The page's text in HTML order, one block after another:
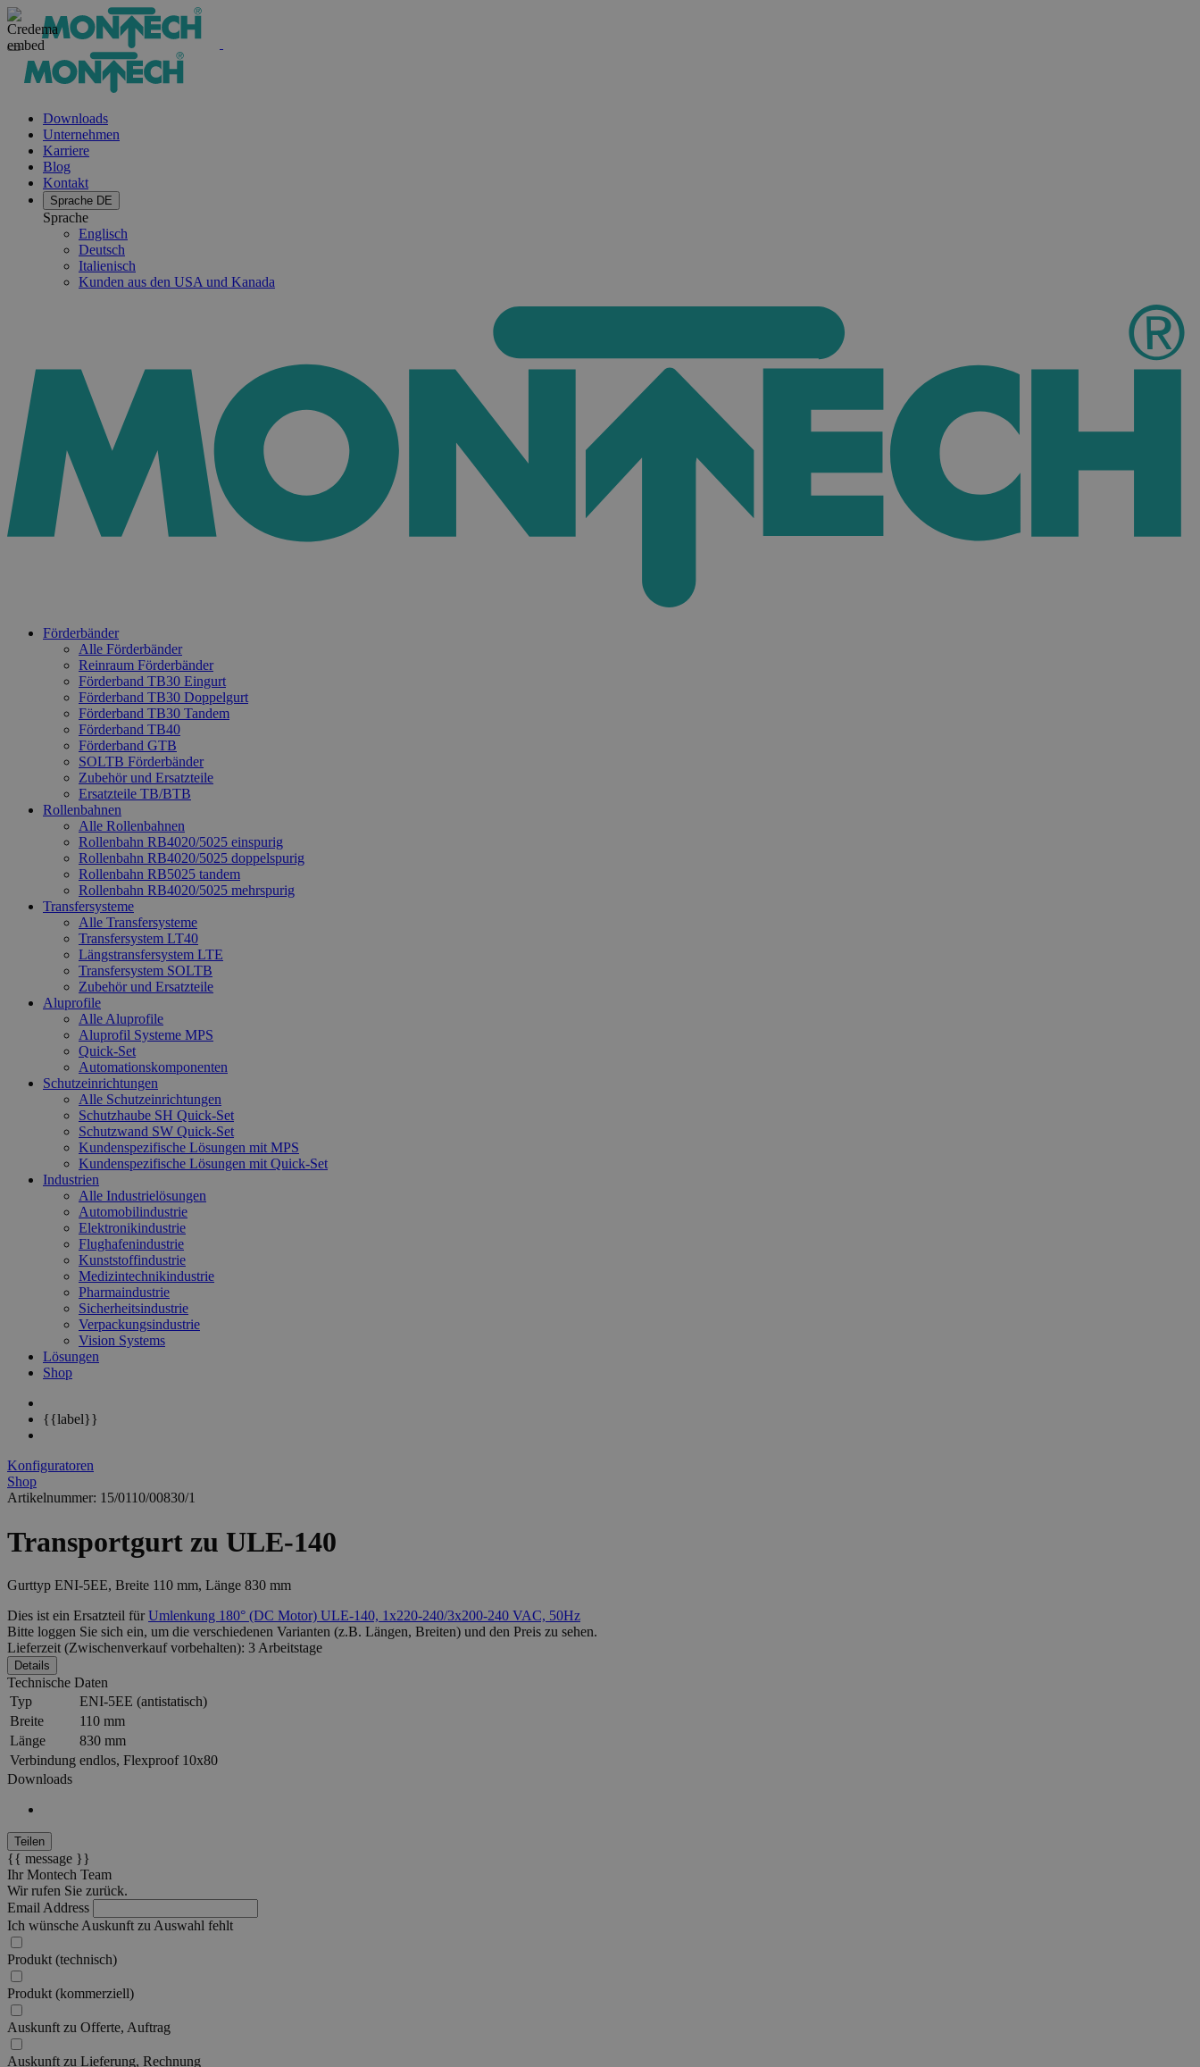
Downloads
Unternehmen
Karriere
Blog
Kontakt
Sprache DE
Sprache
Englisch
Deutsch
Italienisch
Kunden aus den USA und Kanada
Förderbänder
Alle Förderbänder
Reinraum Förderbänder
Förderband TB30 Eingurt
Förderband TB30 Doppelgurt
Förderband TB30 Tandem
Förderband TB40
Förderband GTB
SOLTB Förderbänder
Zubehör und Ersatzteile
Ersatzteile TB/BTB
Rollenbahnen
Alle Rollenbahnen
Rollenbahn RB4020/5025 einspurig
Rollenbahn RB4020/5025 doppelspurig
Rollenbahn RB5025 tandem
Rollenbahn RB4020/5025 mehrspurig
Transfersysteme
Alle Transfersysteme
Transfersystem LT40
Längstransfersystem LTE
Transfersystem SOLTB
Zubehör und Ersatzteile
Aluprofile
Alle Aluprofile
Aluprofil Systeme MPS
Quick-Set
Automationskomponenten
Schutzeinrichtungen
Alle Schutzeinrichtungen
Schutzhaube SH Quick-Set
Schutzwand SW Quick-Set
Kundenspezifische Lösungen mit MPS
Kundenspezifische Lösungen mit Quick-Set
Industrien
Alle Industrielösungen
Automobilindustrie
Elektronikindustrie
Flughafenindustrie
Kunststoffindustrie
Medizintechnikindustrie
Pharmaindustrie
Sicherheitsindustrie
Verpackungsindustrie
Vision Systems
Lösungen
Shop
{{label}}
Konfiguratoren
Shop
Artikelnummer: 15/0110/00830/1
Transportgurt zu ULE-140
Gurttyp ENI-5EE, Breite 110 mm, Länge 830 mm
Dies ist ein Ersatzteil fürUmlenkung 180° (DC Motor) ULE-140, 1x220-240/3x200-240 VAC, 50Hz
Bitte loggen Sie sich ein, um die verschiedenen Varianten (z.B. Längen, Breiten) und den Preis zu sehen.
Lieferzeit (Zwischenverkauf vorbehalten): 3 Arbeitstage
Details
Technische Daten
Typ
ENI-5EE (antistatisch)
Breite
110 mm
Länge
830 mm
Verbindung endlos, Flexproof 10x80
Downloads
Teilen
{{ message }}
Ihr Montech Team
Wir rufen Sie zurück.
Email Address
Ich wünsche Auskunft zu Auswahl fehlt
Produkt (technisch)
Produkt (kommerziell)
Auskunft zu Offerte, Auftrag
Auskunft zu Lieferung, Rechnung